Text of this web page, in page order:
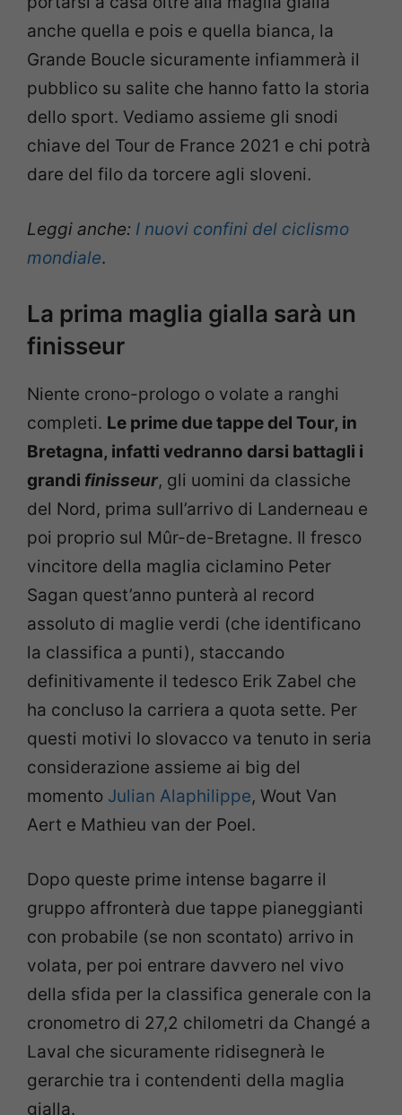
anche quella e pois e quella bianca, la
Grande Boucle sicuramente infiammerà il
pubblico su salite che hanno fatto la storia
dello sport. Vediamo assieme gli snodi
chiave del Tour de France 2021 e chi potrà
dare del filo da torcere agli sloveni.
Leggi anche: I nuovi confini del ciclismo
mondiale.
La prima maglia gialla sarà un
finisseur
Niente crono-prologo o volate a ranghi
completi. Le prime due tappe del Tour, in
Bretagna, infatti vedranno darsi battagli i
grandi finisseur, gli uomini da classiche
del Nord, prima sull’arrivo di Landerneau e
poi proprio sul Mûr-de-Bretagne. Il fresco
vincitore della maglia ciclamino Peter
Sagan quest’anno punterà al record
assoluto di maglie verdi (che identificano
la classifica a punti), staccando
definitivamente il tedesco Erik Zabel che
ha concluso la carriera a quota sette. Per
questi motivi lo slovacco va tenuto in seria
considerazione assieme ai big del
momento Julian Alaphilippe, Wout Van
Aert e Mathieu van der Poel.
Dopo queste prime intense bagarre il
gruppo affronterà due tappe pianeggianti
con probabile (se non scontato) arrivo in
volata, per poi entrare davvero nel vivo
della sfida per la classifica generale con la
cronometro di 27,2 chilometri da Changé a
Laval che sicuramente ridisegnerà le
gerarchie tra i contendenti della maglia
gialla.